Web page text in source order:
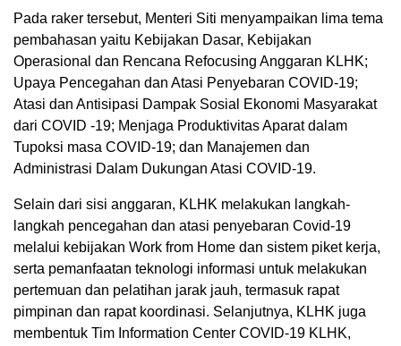
Pada raker tersebut, Menteri Siti menyampaikan lima tema
pembahasan yaitu Kebijakan Dasar, Kebijakan
Operasional dan Rencana Refocusing Anggaran KLHK;
Upaya Pencegahan dan Atasi Penyebaran COVID-19;
Atasi dan Antisipasi Dampak Sosial Ekonomi Masyarakat
dari COVID -19; Menjaga Produktivitas Aparat dalam
Tupoksi masa COVID-19; dan Manajemen dan
Administrasi Dalam Dukungan Atasi COVID-19.
Selain dari sisi anggaran, KLHK melakukan langkah-
langkah pencegahan dan atasi penyebaran Covid-19
melalui kebijakan Work from Home dan sistem piket kerja,
serta pemanfaatan teknologi informasi untuk melakukan
pertemuan dan pelatihan jarak jauh, termasuk rapat
pimpinan dan rapat koordinasi. Selanjutnya, KLHK juga
membentuk Tim Information Center COVID-19 KLHK,